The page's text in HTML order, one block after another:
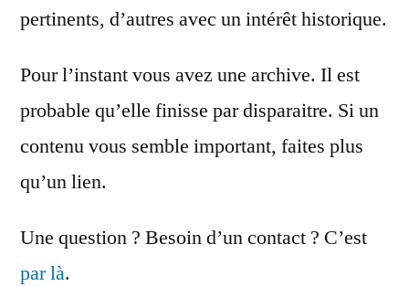
pertinents, d’autres avec un intérêt historique.
Pour l’instant vous avez une archive. Il est
probable qu’elle finisse par disparaitre. Si un
contenu vous semble important, faites plus
qu’un lien.
Une question ? Besoin d’un contact ? C’est
par là.